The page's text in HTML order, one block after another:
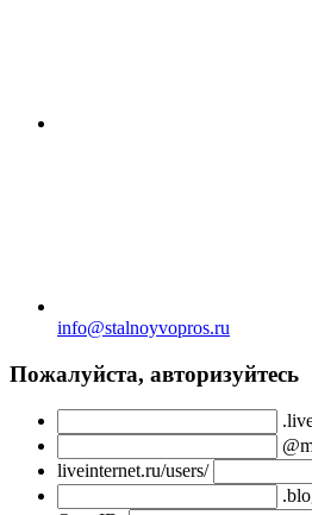
info@stalnoyvopros.ru
Пожалуйста, авторизуйтесь
liveinternet.ru/users/